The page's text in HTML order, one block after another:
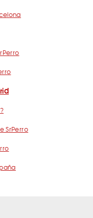
?
SrPerro